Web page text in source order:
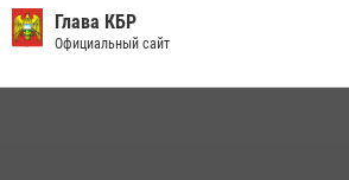
округе Росгвардии
09 июля 2026, 08:36
Глава КБР
Официальный сайт